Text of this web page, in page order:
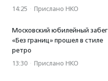
14:25 · Прислано НКО
Московский юбилейный забег
«Без границ» прошел в стиле
ретро
13:30 · Прислано НКО